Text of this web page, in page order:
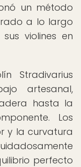
un método
a lo largo
violines en
Stradivarius
artesanal,
hasta la
Los
y la curvatura
perfecto